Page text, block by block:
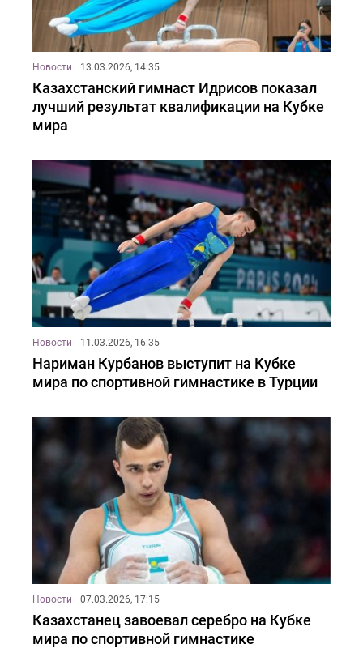
Новости 13.03.2026, 14:35
Казахстанский гимнаст Идрисов показал
лучший результат квалификации на Кубке
мира
Новости 11.03.2026, 16:35
Нариман Курбанов выступит на Кубке
мира по спортивной гимнастике в Турции
Новости 07.03.2026, 17:15
Казахстанец завоевал серебро на Кубке
мира по спортивной гимнастике